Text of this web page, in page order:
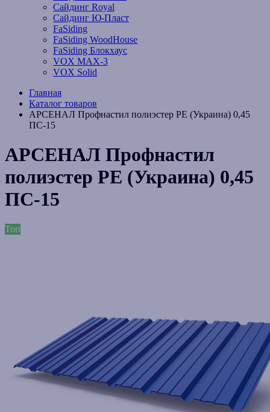
Сайдинг Royal
Сайдинг Ю-Пласт
FaSiding
FaSiding WoodHouse
FaSiding Блокхаус
VOX MAX-3
VOX Solid
Главная
Каталог товаров
АРСЕНАЛ Профнастил полиэстер РЕ (Украина) 0,45
ПС-15
АРСЕНАЛ Профнастил
полиэстер РЕ (Украина) 0,45
ПС-15
Топ